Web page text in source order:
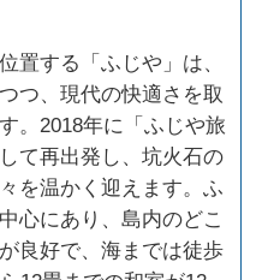
置する「ふじや」は、
つ、現代の快適さを取
。2018年に「ふじや旅
て再出発し、坑火石の
を温かく迎えます。ふ
心にあり、島内のどこ
良好で、海までは徒歩